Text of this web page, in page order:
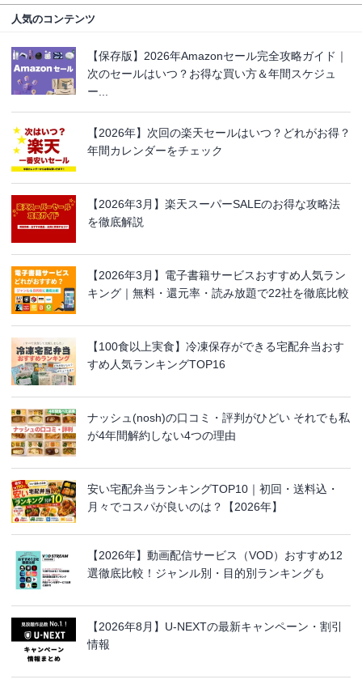
人気のコンテンツ
【保存版】2026年Amazonセール完全攻略ガイド｜
次のセールはいつ？お得な買い方＆年間スケジュ
ー...
【2026年】次回の楽天セールはいつ？どれがお得？
年間カレンダーをチェック
【2026年3月】楽天スーパーSALEのお得な攻略法
を徹底解説
【2026年3月】電子書籍サービスおすすめ人気ラン
キング｜無料・還元率・読み放題で22社を徹底比較
【100食以上実食】冷凍保存ができる宅配弁当おす
すめ人気ランキングTOP16
ナッシュ(nosh)の口コミ・評判がひどい それでも私
が4年間解約しない4つの理由
安い宅配弁当ランキングTOP10｜初回・送料込・
月々でコスパが良いのは？【2026年】
【2026年】動画配信サービス（VOD）おすすめ12
選徹底比較！ジャンル別・目的別ランキングも
【2026年8月】U-NEXTの最新キャンペーン・割引
情報